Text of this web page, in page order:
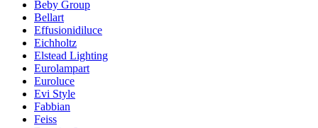
Beby Group
Bellart
Effusionidiluce
Eichholtz
Elstead Lighting
Eurolampart
Euroluce
Evi Style
Fabbian
Feiss